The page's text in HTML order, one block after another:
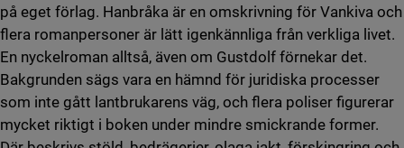
på eget förlag. Hanbråka är en omskrivning för Vankiva och
flera romanpersoner är lätt igenkännliga från verkliga livet.
En nyckelroman alltså, även om Gustdolf förnekar det.
Bakgrunden sägs vara en hämnd för juridiska processer
som inte gått lantbrukarens väg, och flera poliser figurerar
mycket riktigt i boken under mindre smickrande former.